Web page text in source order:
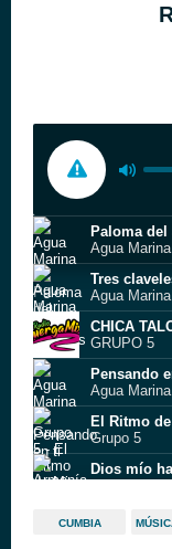
Paloma
Agua Marina
Tres
Agua Marina
CHICA
GRUPO 5
Pensando
Agua Marina
El Ritmo
Grupo 5
Dios mío
Quise morir
CUMBIA